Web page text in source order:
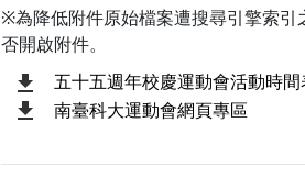
※為降低附件原始檔案遭搜尋引擎索
否開啟附件。
五十五週年校慶運動會活動時
南臺科大運動會網頁專區